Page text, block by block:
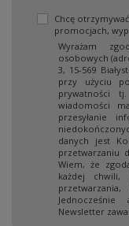
Chcę
promocjach,
Wyrażam
osobowych
3, 15-569
przy użyciu
prywatności
wiadomości
przesyłanie
danych jest
przetwarzaniu
Wiem, że
każdej
Jednocześnie
Newsletter